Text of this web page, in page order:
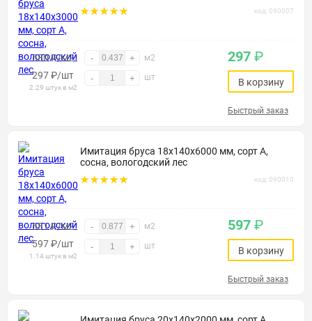
код: 090007
680 ₽/м2 - + м2
297₽/шт
2.29 штук в м2
- + шт
297 ₽
В корзину
Быстрый заказ
Имитация бруса 18х140х6000 мм, сорт А,
сосна, вологодский лес
код: 090010
681 ₽/м2 - + м2
597₽/шт
1.14 штук в м2
- + шт
597 ₽
В корзину
Быстрый заказ